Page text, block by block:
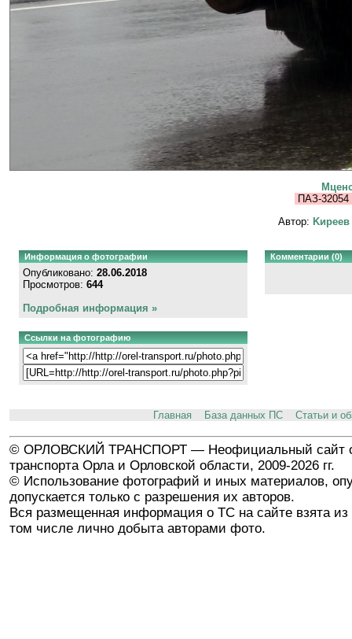
ПАЗ-32054
Автор:
Информация о фотографии
Опубликовано: 28.06.2018
Просмотров: 644
Подробная информация »
Ссылки на фотографию
Комментарии (0)
Главная База данных ПС Статьи и
© ОРЛОВСКИЙ ТРАНСПОРТ — Неофициальный сайт
транспорта Орла и Орловской области, 2009-2026 гг.
© Использование фотографий и иных материалов,
допускается только с разрешения их авторов.
Вся размещенная информация о ТС на сайте взята из
том числе лично добыта авторами фото.